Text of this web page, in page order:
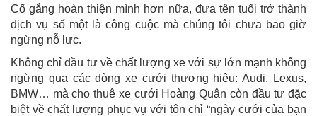
Cố gắng hoàn thiện mình hơn nữa, đưa tên tuổi trở thành
dịch vụ số một là công cuộc mà chúng tôi chưa bao giờ
ngừng nỗ lực.
Không chỉ đầu tư về chất lượng xe với sự lớn mạnh không
ngừng qua các dòng xe cưới thương hiệu: Audi, Lexus,
BMW… mà cho thuê xe cưới Hoàng Quân còn đầu tư đặc
biệt về chất lượng phục vụ với tôn chỉ “ngày cưới của bạn